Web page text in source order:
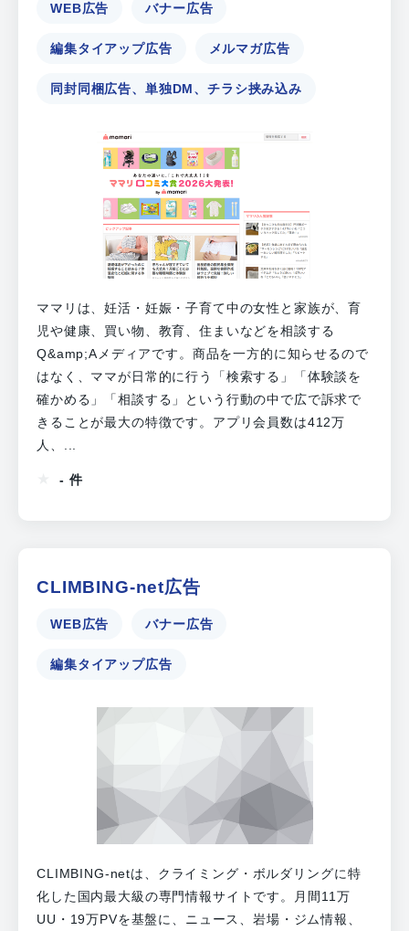
WEB広告 バナー広告
編集タイアップ広告 メルマガ広告
同封同梱広告、単独DM、チラシ挟み込み
ママリは、妊活・妊娠・子育て中の女性と家族が、育
児や健康、買い物、教育、住まいなどを相談する
Q&amp;Aメディアです。商品を一方的に知らせるので
はなく、ママが日常的に行う「検索する」「体験談を
確かめる」「相談する」という行動の中で広で訴求で
きることが最大の特徴です。アプリ会員数は412万
人、...
- 件
CLIMBING-net広告
WEB広告 バナー広告
編集タイアップ広告
CLIMBING-netは、クライミング・ボルダリングに特
化した国内最大級の専門情報サイトです。月間11万
UU・19万PVを基盤に、ニュース、岩場・ジム情報、